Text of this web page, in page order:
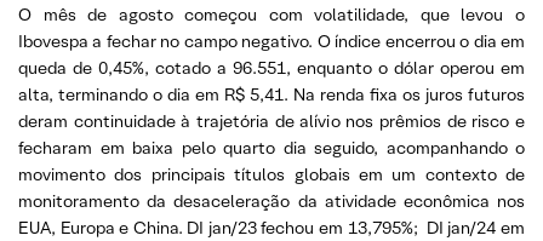
O mês de agosto começou com volatilidade, que levou o
Ibovespa a fechar no campo negativo. O índice encerrou o dia em
queda de 0,45%, cotado a 96.551, enquanto o dólar operou em
alta, terminando o dia em R$ 5,41. Na renda fixa os juros futuros
deram continuidade à trajetória de alívio nos prêmios de risco e
fecharam em baixa pelo quarto dia seguido, acompanhando o
movimento dos principais títulos globais em um contexto de
monitoramento da desaceleração da atividade econômica nos
EUA, Europa e China. DI jan/23 fechou em 13,795%; DI jan/24 em